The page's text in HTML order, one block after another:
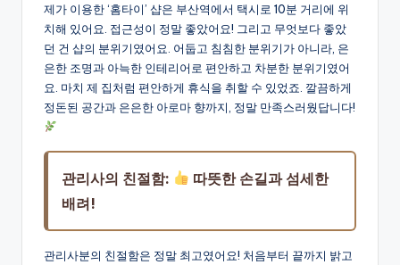
제가 이용한 ‘홈타이’ 샵은 부산역에서 택시로 10분 거리에 위
치해 있어요. 접근성이 정말 좋았어요! 그리고 무엇보다 좋았
던 건 샵의 분위기였어요. 어둡고 침침한 분위기가 아니라, 은
은한 조명과 아늑한 인테리어로 편안하고 차분한 분위기였어
요. 마치 제 집처럼 편안하게 휴식을 취할 수 있었죠. 깔끔하게
정돈된 공간과 은은한 아로마 향까지, 정말 만족스러웠답니다!
관리사의 친절함:
따뜻한 손길과 섬세한
배려!
관리사분의 친절함은 정말 최고였어요! 처음부터 끝까지 밝고